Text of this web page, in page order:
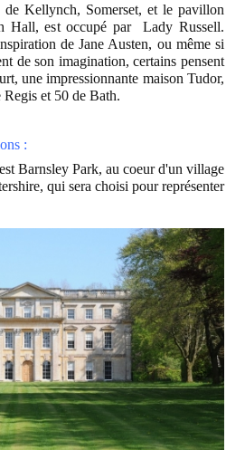
Kellynch, Somerset, et le pavillon
Hall, est occupé par Lady Russell.
de Jane Austen, ou même si
de son imagination, certains pensent
une impressionnante maison Tudor,
et 50 de Bath.
:
Barnsley Park, au coeur d'un village
qui sera choisi pour représenter